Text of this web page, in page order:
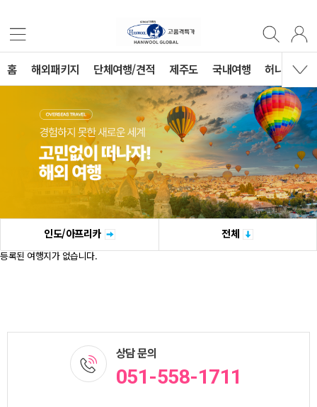
홈 해외패키지 단체여행/견적 제주도 국내여행 허니문
인도/아프리카 전체
등록된 여행지가 없습니다.
상담 문의
051-558-1711